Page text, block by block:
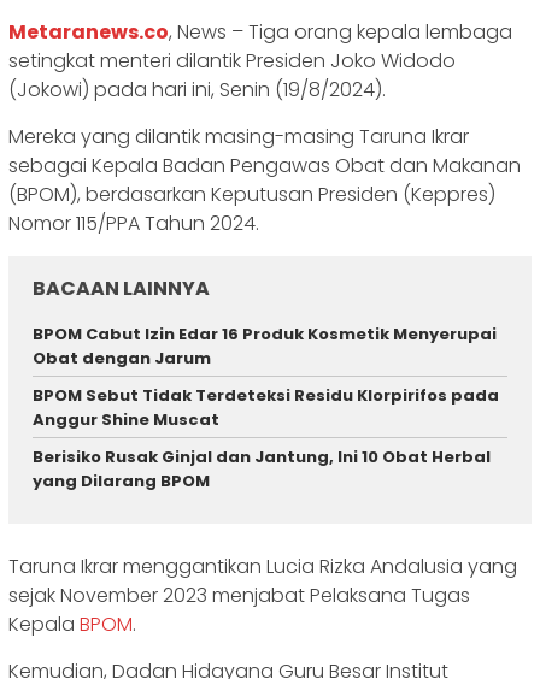
Metaranews.co, News – Tiga orang kepala lembaga
setingkat menteri dilantik Presiden Joko Widodo
(Jokowi) pada hari ini, Senin (19/8/2024).
Mereka yang dilantik masing-masing Taruna Ikrar
sebagai Kepala Badan Pengawas Obat dan Makanan
(BPOM), berdasarkan Keputusan Presiden (Keppres)
Nomor 115/PPA Tahun 2024.
BACAAN LAINNYA
BPOM Cabut Izin Edar 16 Produk Kosmetik Menyerupai
Obat dengan Jarum
BPOM Sebut Tidak Terdeteksi Residu Klorpirifos pada
Anggur Shine Muscat
Berisiko Rusak Ginjal dan Jantung, Ini 10 Obat Herbal
yang Dilarang BPOM
Taruna Ikrar menggantikan Lucia Rizka Andalusia yang
sejak November 2023 menjabat Pelaksana Tugas
Kepala BPOM.
Kemudian, Dadan Hidayana Guru Besar Institut